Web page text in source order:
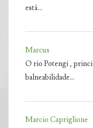
está…
Marcus
O rio Potengi ,
balneabilidade…
Marcio Capriglione